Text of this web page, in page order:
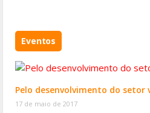
Eventos
Pelo desenvolvimento do setor
17 de maio de 2017